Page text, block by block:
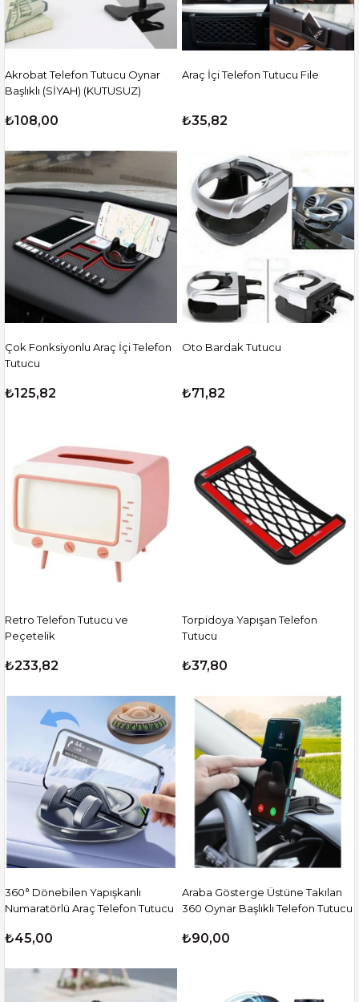
Akrobat Telefon Tutucu Oynar
Başlıklı (SİYAH) (KUTUSUZ)
₺108,00
Araç İçi Telefon Tutucu File
₺35,82
Çok Fonksiyonlu Araç İçi Telefon
Tutucu
₺125,82
Oto Bardak Tutucu
₺71,82
Retro Telefon Tutucu ve
Peçetelik
₺233,82
Torpidoya Yapışan Telefon
Tutucu
₺37,80
360° Dönebilen Yapışkanlı
Numaratörlü Araç Telefon Tutucu
₺45,00
Araba Gösterge Üstüne Takılan
360 Oynar Başlıklı Telefon Tutucu
₺90,00